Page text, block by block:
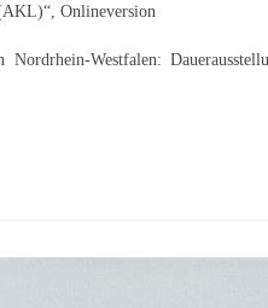
Onlineversion
Westfalen: